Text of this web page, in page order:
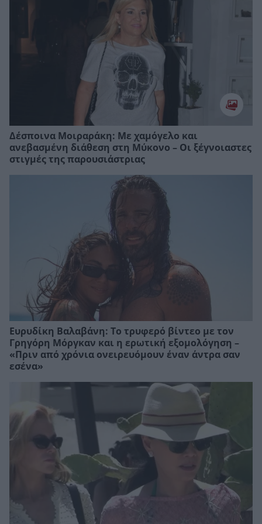
Δέσποινα Μοιραράκη: Με χαμόγελο και
ανεβασμένη διάθεση στη Μύκονο – Οι ξέγνοιαστες
στιγμές της παρουσιάστριας
Ευρυδίκη Βαλαβάνη: Το τρυφερό βίντεο με τον
Γρηγόρη Μόργκαν και η ερωτική εξομολόγηση –
«Πριν από χρόνια ονειρευόμουν έναν άντρα σαν
εσένα»